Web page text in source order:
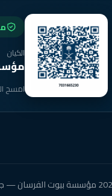
الكيان
امسح